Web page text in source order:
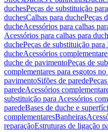
duchesPeças de substituição
duchesCalhas para duchePeças
ducheAcessórios para calhas
Acessórios para calhas para
duchePeças de substituição
ducheAcessórios
duche de pavimentoPeças de
complementares para esgotos
pavimentoSifões de parede
paredeAcessórios
substituição para Acessórios
paredeBases de duche e
complementaresBanheiras
reparaçãoEstruturas de ligação